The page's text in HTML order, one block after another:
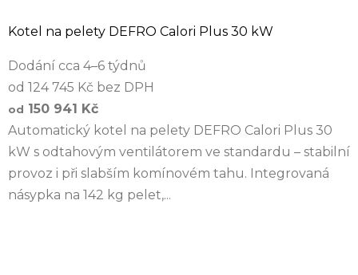
Kotel na pelety DEFRO Calori Plus 30 kW
Dodání cca 4–6 týdnů
od 124 745 Kč bez DPH
od 150 941 Kč
Automatický kotel na pelety DEFRO Calori Plus 30
kW s odtahovým ventilátorem ve standardu – stabilní
provoz i při slabším komínovém tahu. Integrovaná
násypka na 142 kg pelet,...